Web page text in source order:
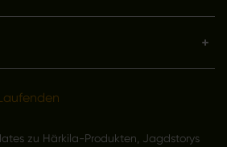
zu Härkila-Produkten, Jagdstorys